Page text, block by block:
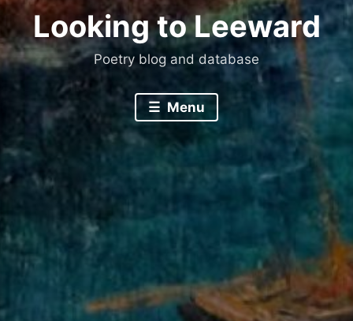
Looking to Leeward
Poetry blog and database
Menu